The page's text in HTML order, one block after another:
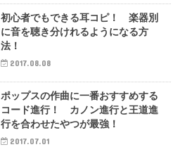
初心者でもできる耳コピ！ 楽器別
に音を聴き分けれるようになる方
法！
2017.08.08
ポップスの作曲に一番おすすめする
コード進行！ カノン進行と王道進
行を合わせたやつが最強！
2017.07.01